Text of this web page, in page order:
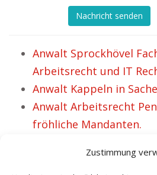
Zustimmung
Nachricht senden
Anwalt Sprockhövel
Arbeitsrecht und IT
Anwalt Kappeln in
Anwalt Arbeitsrecht
fröhliche Mandanten.
Arbeitsrecht Hünfeld.